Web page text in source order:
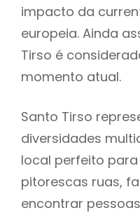
impacto da
europeia. Ainda
Tirso é
momento atual.
Santo Tirso
diversidades
local perfeito
pitorescas ruas,
encontrar